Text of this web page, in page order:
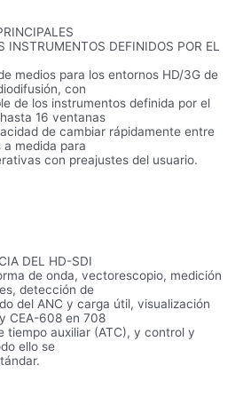
INSTRUMENTOS DEFINIDOS POR EL
medios para los entornos HD/3G de
con
de los instrumentos definida por el
16 ventanas
de cambiar rápidamente entre
medida para
con preajustes del usuario.
DEL HD-SDI
de onda, vectorescopio, medición
detección de
del ANC y carga útil, visualización
CEA-608 en 708
tiempo auxiliar (ATC), y control y
ello se